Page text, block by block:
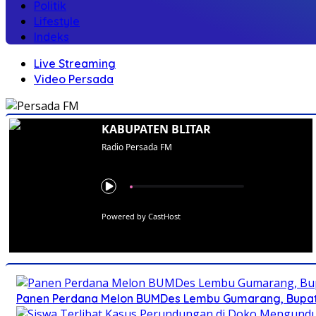
Politik
Lifestyle
Indeks
Live Streaming
Video Persada
KABUPATEN BLITAR
Radio Persada FM
Powered by CastHost
Panen Perdana Melon BUMDes Lembu Gumarang,